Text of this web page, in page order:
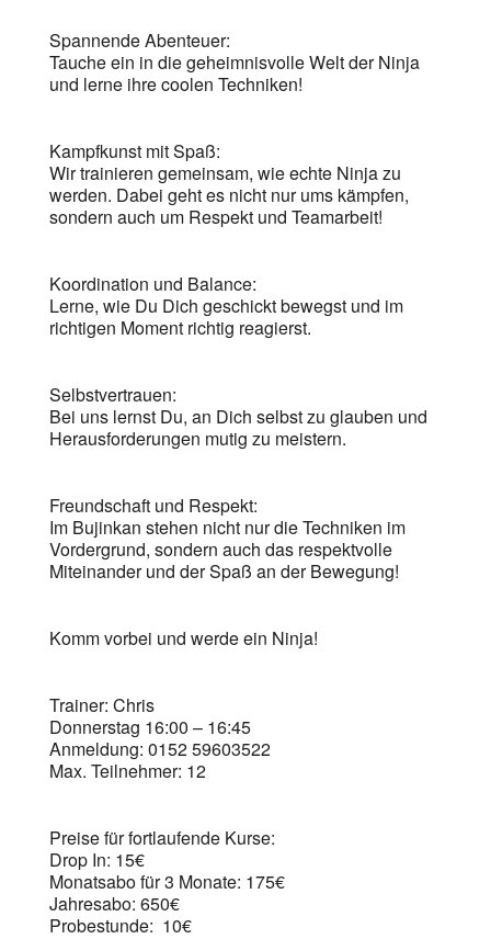
Spannende Abenteuer:
Tauche ein in die geheimnisvolle Welt der Ninja
und lerne ihre coolen Techniken!
Kampfkunst mit Spaß:
Wir trainieren gemeinsam, wie echte Ninja zu
werden. Dabei geht es nicht nur ums kämpfen,
sondern auch um Respekt und Teamarbeit!
Koordination und Balance:
Lerne, wie Du Dich geschickt bewegst und im
richtigen Moment richtig reagierst.
Selbstvertrauen:
Bei uns lernst Du, an Dich selbst zu glauben und
Herausforderungen mutig zu meistern.
Freundschaft und Respekt:
Im Bujinkan stehen nicht nur die Techniken im
Vordergrund, sondern auch das respektvolle
Miteinander und der Spaß an der Bewegung!
Komm vorbei und werde ein Ninja!
Trainer: Chris
Donnerstag 16:00 – 16:45
Anmeldung: 0152 59603522
Max. Teilnehmer: 12
Preise für fortlaufende Kurse:
Drop In: 15€
Monatsabo für 3 Monate: 175€
Jahresabo: 650€
Probestunde: 10€